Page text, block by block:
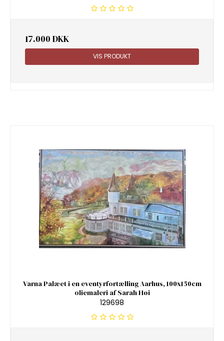
17.000 DKK
VIS PRODUKT
Varna Palæet i en eventyrfortælling Aarhus, 100x150cm
oliemaleri af Sarah Høi
129698